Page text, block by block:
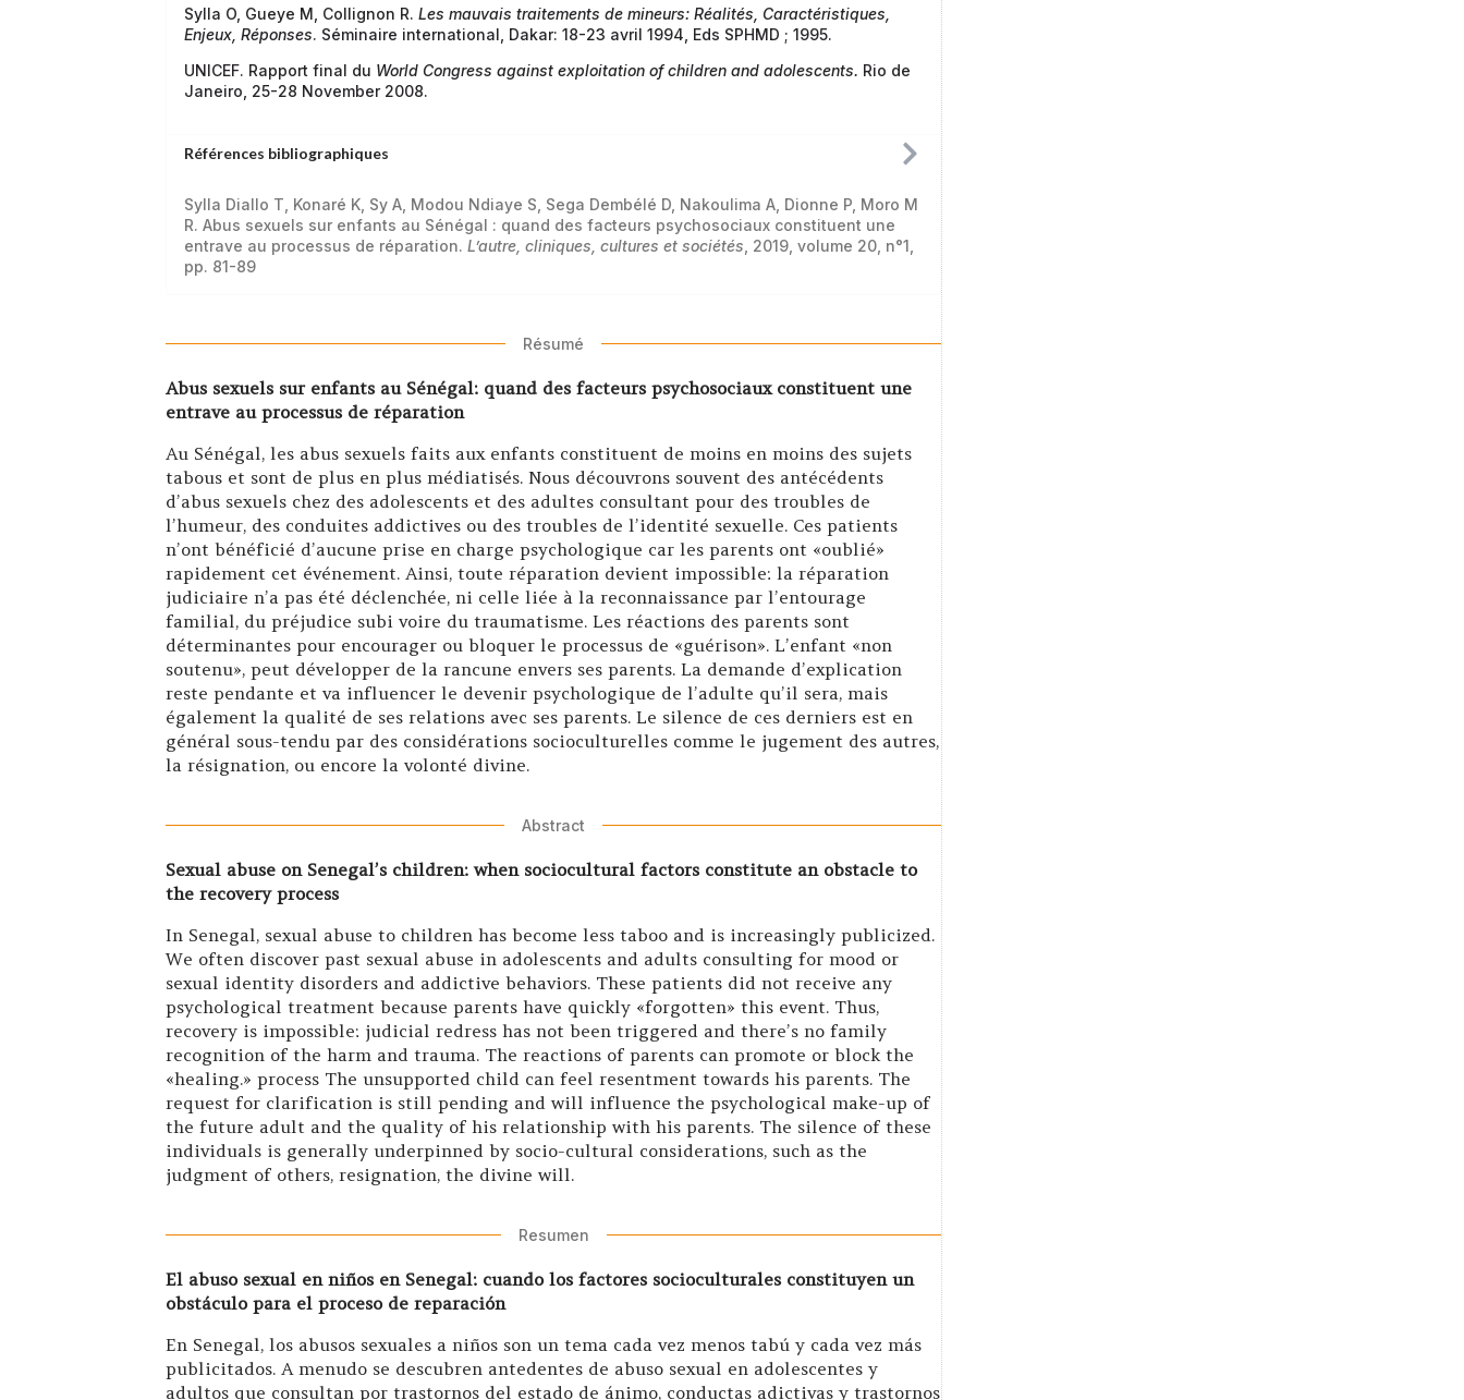
Sylla O, Gueye M, Collignon R. Les mauvais traitements de mineurs: Réalités, Caractéristiques,
Enjeux, Réponses. Séminaire international, Dakar: 18-23 avril 1994, Eds SPHMD ; 1995.
UNICEF. Rapport final du World Congress against exploitation of children and adolescents. Rio de
Janeiro, 25-28 November 2008.
Références bibliographiques
Sylla Diallo T, Konaré K, Sy A, Modou Ndiaye S, Sega Dembélé D, Nakoulima A, Dionne P, Moro M
R. Abus sexuels sur enfants au Sénégal : quand des facteurs psychosociaux constituent une
entrave au processus de réparation. L’autre, cliniques, cultures et sociétés, 2019, volume 20, n°1,
pp. 81-89
Résumé
Abus sexuels sur enfants au Sénégal: quand des facteurs psychosociaux constituent une
entrave au processus de réparation
Au Sénégal, les abus sexuels faits aux enfants constituent de moins en moins des sujets
tabous et sont de plus en plus médiatisés. Nous découvrons souvent des antécédents
d’abus sexuels chez des adolescents et des adultes consultant pour des troubles de
l’humeur, des conduites addictives ou des troubles de l’identité sexuelle. Ces patients
n’ont bénéficié d’aucune prise en charge psychologique car les parents ont «oublié»
rapidement cet événement. Ainsi, toute réparation devient impossible: la réparation
judiciaire n’a pas été déclenchée, ni celle liée à la reconnaissance par l’entourage
familial, du préjudice subi voire du traumatisme. Les réactions des parents sont
déterminantes pour encourager ou bloquer le processus de «guérison». L’enfant «non
soutenu», peut développer de la rancune envers ses parents. La demande d’explication
reste pendante et va influencer le devenir psychologique de l’adulte qu’il sera, mais
également la qualité de ses relations avec ses parents. Le silence de ces derniers est en
général sous-tendu par des considérations socioculturelles comme le jugement des autres,
la résignation, ou encore la volonté divine.
Abstract
Sexual abuse on Senegal’s children: when sociocultural factors constitute an obstacle to
the recovery process
In Senegal, sexual abuse to children has become less taboo and is increasingly publicized.
We often discover past sexual abuse in adolescents and adults consulting for mood or
sexual identity disorders and addictive behaviors. These patients did not receive any
psychological treatment because parents have quickly «forgotten» this event. Thus,
recovery is impossible: judicial redress has not been triggered and there’s no family
recognition of the harm and trauma. The reactions of parents can promote or block the
«healing.» process The unsupported child can feel resentment towards his parents. The
request for clarification is still pending and will influence the psychological make-up of
the future adult and the quality of his relationship with his parents. The silence of these
individuals is generally underpinned by socio-cultural considerations, such as the
judgment of others, resignation, the divine will.
Resumen
El abuso sexual en niños en Senegal: cuando los factores socioculturales constituyen un
obstáculo para el proceso de reparación
En Senegal, los abusos sexuales a niños son un tema cada vez menos tabú y cada vez más
publicitados. A menudo se descubren antedentes de abuso sexual en adolescentes y
adultos que consultan por trastornos del estado de ánimo, conductas adictivas y trastornos